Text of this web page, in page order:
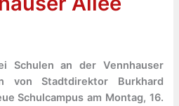
Schulen an der Vennhauser
von Stadtdirektor Burkhard
Schulcampus am Montag, 16.